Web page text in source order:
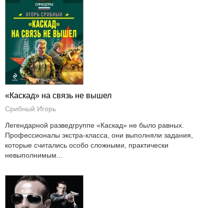
«Каскад» на связь не вышел
Срибный Игорь
Легендарной разведгруппе «Каскад» не было равных.
Профессионалы экстра-класса, они выполняли задания,
которые считались особо сложными, практически
невыполнимым...